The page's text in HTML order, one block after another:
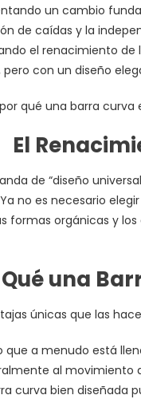
un cambio
de caídas y la
el renacimiento
con un diseño
qué una barra
El
de “diseño
no es necesario
formas orgánicas y
una
únicas que las
que a menudo está
al movimiento
curva bien diseñada